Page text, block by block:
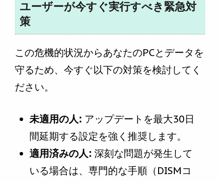
ユーザーが今すぐ実行すべき緊急対
策
この危機的状況からあなたのPCとデータを
守るため、今すぐ以下の対策を検討してく
ださい。
未適用の人: アップデートを最大30日
間延期する設定を強く推奨します。
適用済みの人: 深刻な問題が発生して
いる場合は、専門的な手順（DISMコ